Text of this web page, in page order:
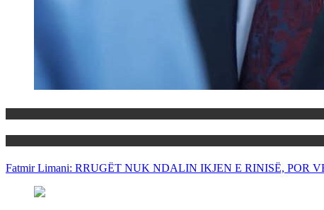
Fatmir Limani: RRUGËT NUK NDALIN IKJEN E RINISË, POR